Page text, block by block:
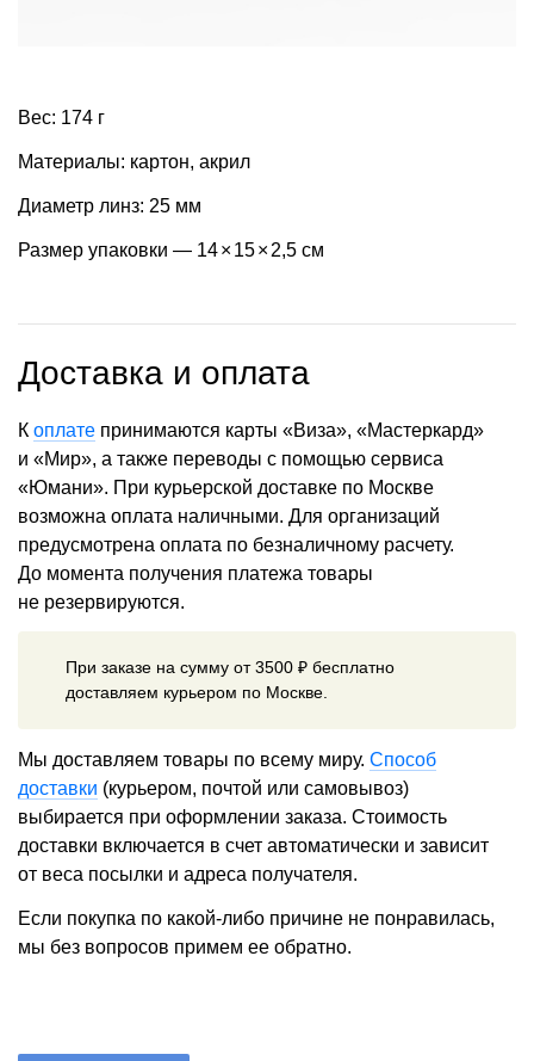
Вес: 174 г
Материалы: картон, акрил
Диаметр линз: 25 мм
Размер упаковки — 14× 15× 2,5 см
Доставка и оплата
К оплате принимаются карты «Виза», «Мастеркард»
и «Мир», а также переводы с помощью сервиса
«Юмани». При курьерской доставке по Москве
возможна оплата наличными. Для организаций
предусмотрена оплата по безналичному расчету.
До момента получения платежа товары
не резервируются.
При заказе на сумму от 3500 ₽ бесплатно
доставляем курьером по Москве.
Мы доставляем товары по всему миру. Способ
доставки (курьером, почтой или самовывоз)
выбирается при оформлении заказа. Стоимость
доставки включается в счет автоматически и зависит
от веса посылки и адреса получателя.
Если покупка по какой-либо причине не понравилась,
мы без вопросов примем ее обратно.